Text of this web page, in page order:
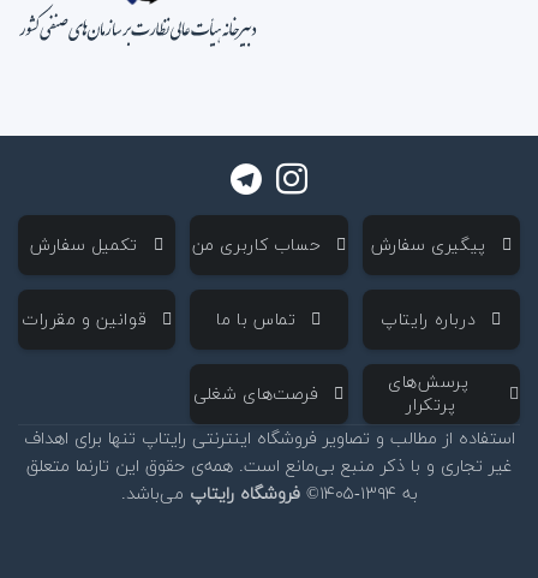
‌ پیگیری سفارش ‌ حساب کاربری من ‌ تکمیل سفارش
‌ درباره رایتاپ ‌ تماس با ما ‌ قوانین و مقررات
‌ پرسش‌های
پرتکرار
‌ فرصت‌های شغلی
استفاده از مطالب و تصاویر فروشگاه اینترنتی رایتاپ تنها برای اهداف
غیر تجاری و با ذکر منبع بی‌مانع است. همه‌ی حقوق این تارنما متعلق
به ۱۳۹۴-۱۴۰۵©
فروشگاه رایتاپ می‌باشد.